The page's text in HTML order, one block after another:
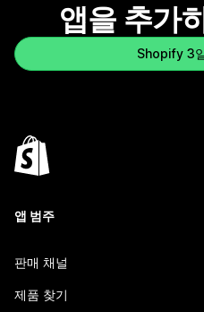
앱을 추가
Shopify 3
앱 범주
판매 채널
제품 찾기